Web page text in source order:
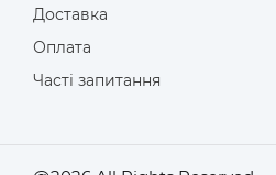
Доставка
Оплата
Часті запитання